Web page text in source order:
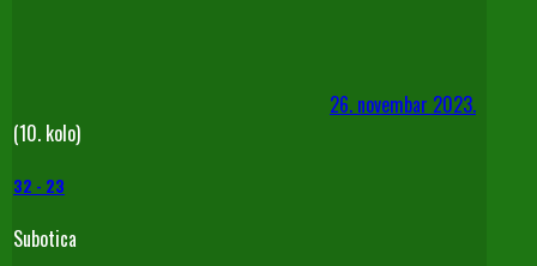
26. novembar 2023.
(10. kolo)
32 - 23
Subotica